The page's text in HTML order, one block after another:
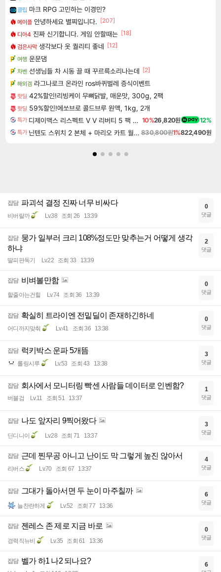
클립 마크 RPG 고민하는 이경민?
메이플 안녕하세요 별찌입니다. [207]
디아4 진짜 신기합니다. 게임 안할때는 [18]
검은사막 생각보다 옷 퀄리티 좋네 [12]
여행 운문댐
차벤 선생님들 차 시동 끌 때 꾸르륵소리나는데 [2]
해외겜 라그나로크 온라인 ros바퀴벌레 증식이벤트
핫딜 42%할인!리빙케이 무뼈닭발, 매운맛, 300g, 2팩
핫딜 59%할인!에쏘브로 콜드브루 원액, 1kg, 2개
특가 디제이맥스 리스펙트 V V 리버티 5 팩 DJMAX RESPECT V V Liberty 5 Pack DLC 10%26,820원 12%
특가 닌텐도 스위치 2 본체 + 마리오 카트 월드 + 슈퍼 마리오 파티 잼버리 닌텐도 스위치 2 에디션 + 잼버리 TV 번들 830,800원1%822,490원
잡담 파괴석 결정 진짜 너무 비싸다
비버랄까 Lv.38 조회 26 13:39
0
댓글
잡담 뭉가 일부러 크리 108%정도만 맞추는거 어떻게 생각
하냐
딸피판독기 Lv.22 조회 33 13:39
2
댓글
잡담 비벼볼만함
할줄아는건힐 Lv.74 조회 36 13:39
0
댓글
잡담 확실히 트라이엔 전밑딜이 존재하긴하네
어디까지맞춰 Lv.41 조회 36 13:38
0
댓글
잡담 럭키박스 운파 5개뜸
롤링시루 Lv.53 조회 43 13:38
3
댓글
잡담 회사에서 모니터링 빡센 사람들 데이터로 인벤함?
버블검 Lv.11 조회 51 13:37
1
댓글
잡담 나도 앞자리 9찍어왔다
딘디니이 Lv.28 조회 71 13:37
3
댓글
잡담 근데 찐무공 아니고 난이도 막 그렇게 높진 않아서
리버스 Lv.70 조회 67 13:37
4
댓글
잡담 그대가 돌아서면 두 눈이 마주칠까
늘찬란하게 Lv.52 조회 77 13:36
6
댓글
잡담 젠레스 존 제로 지금 바로
경력직뉴비 Lv.35 조회 61 13:36
0
댓글
잡담 벨가 하1 나2 되나요? 6